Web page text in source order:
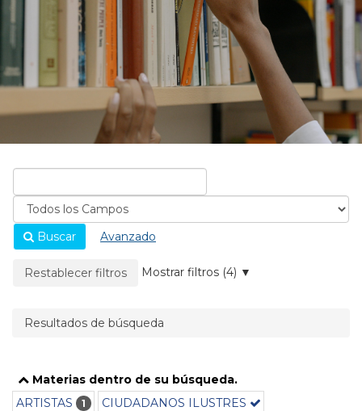
Buscar
Avanzado
La página se recargará cuando se elimine un filtro.
Restablecer filtros Mostrar filtros (4)
Resultados de búsqueda
Materias dentro de su búsqueda.
ARTISTAS
1
CIUDADANOS ILUSTRES